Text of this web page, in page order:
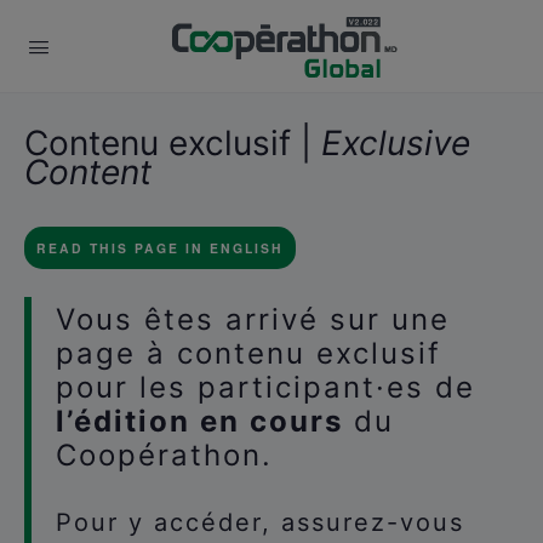
Contenu exclusif | Exclusive
Content
READ THIS PAGE IN ENGLISH
Vous êtes arrivé sur une
page à contenu exclusif
pour les participant·es de
l’édition en cours du
Coopérathon.
Pour y accéder, assurez-vous